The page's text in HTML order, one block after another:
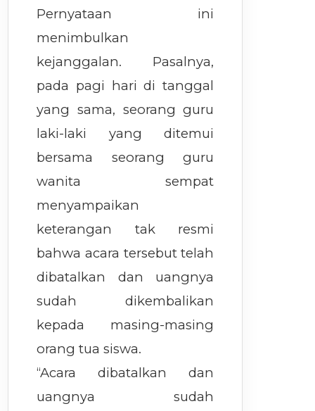
Pernyataan ini
menimbulkan
kejanggalan. Pasalnya,
pada pagi hari di tanggal
yang sama, seorang guru
laki-laki yang ditemui
bersama seorang guru
wanita sempat
menyampaikan
keterangan tak resmi
bahwa acara tersebut telah
dibatalkan dan uangnya
sudah dikembalikan
kepada masing-masing
orang tua siswa.
“Acara dibatalkan dan
uangnya sudah